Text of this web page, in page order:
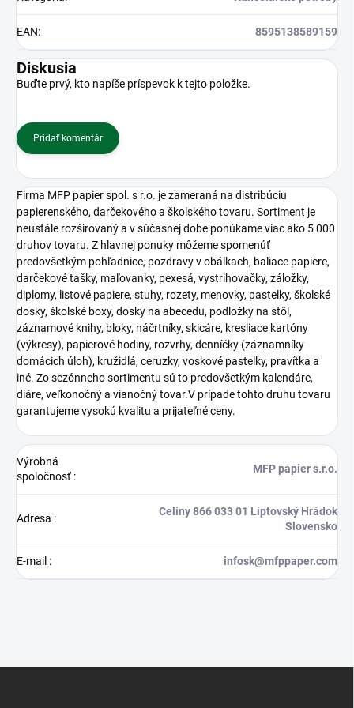
EAN: 8595138589159
Diskusia
Buďte prvý, kto napíše príspevok k tejto položke.
Pridať komentár
Firma MFP papier spol. s r.o. je zameraná na distribúciu
papierenského, darčekového a školského tovaru. Sortiment je
neustále rozširovaný a v súčasnej dobe ponúkame viac ako 5 000
druhov tovaru. Z hlavnej ponuky môžeme spomenúť
predovšetkým pohľadnice, pozdravy v obálkach, baliace papiere,
darčekové tašky, maľovanky, pexesá, vystrihovačky, záložky,
diplomy, listové papiere, stuhy, rozety, menovky, pastelky, školské
dosky, školské boxy, dosky na abecedu, podložky na stôl,
záznamové knihy, bloky, náčrtníky, skicáre, kresliace kartóny
(výkresy), papierové hodiny, rozvrhy, denníčky (záznamníky
domácich úloh), kružidlá, ceruzky, voskové pastelky, pravítka a
iné. Zo sezónneho sortimentu sú to predovšetkým kalendáre,
diáre, veľkonočný a vianočný tovar.V prípade tohto druhu tovaru
garantujeme vysokú kvalitu a prijateľné ceny.
Výrobná
spoločnosť:
MFP papier s.r.o.
Adresa :
Celiny 866 033 01 Liptovský Hrádok
Slovensko
E-mail : infosk@mfppaper.com